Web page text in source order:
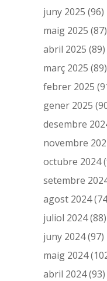
juny 2025 (96)
maig 2025 (87)
abril 2025 (89)
març 2025 (89)
febrer 2025
gener 2025
desembre
novembre
octubre 2024
setembre
agost 2024
juliol 2024(88)
juny 2024(97)
maig 2024
abril 2024(93)